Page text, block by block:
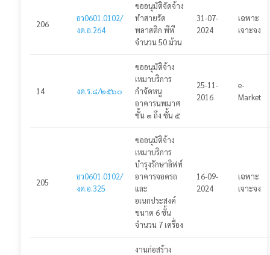
ประกาศสัญญา
206
อว0601.0102/
งด.อ.264
ขออนุมัติจัดจ้าง
ทำสายรัด
พลาสติก พีพี
จำนวน 50 ม้วน
31-07-
2024
เฉพาะ
เจาะจง
14 งด.ร.๘/๒๕๖๐
ขออนุมัติจ้าง
เหมาบริการ
กำจัดหนู
อาคารนพมาศ
ชั้น ๑ ถึง ชั้น ๕
25-11-
2016
e-
Market
205
อว0601.0102/
งด.อ.325
ขออนุมัติจ้าง
เหมาบริการ
บำรุงรักษาลิฟท์
อาคารจอดรถ
และ
อเนกประสงค์
ขนาด 6 ชั้น
จำนวน 7 เครื่อง
16-09-
2024
เฉพาะ
เจาะจง
งานก่อสร้าง